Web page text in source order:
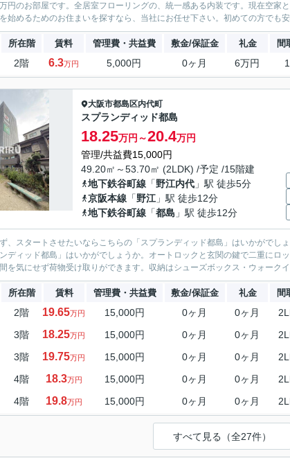
円のお部屋です。全居室フローリングの、統一感ある内装です。現在空家
始めるためのお住まいを探すなら、当社にお任せ下さい。初めての方でも
所在階 賃料 管理費・共益費 敷金/保証金 礼金 間
2階 6.3万円 5,000円 0ヶ月 6万円
大阪市都島区内代町
スプランディッド都島
18.25万円～20.4万円
管理/共益費15,000円
49.20㎡～53.70㎡ (2LDK) /予定 /15階建
地下鉄谷町線 「野江内代 」駅 徒歩5分
京阪本線 「野江 」駅 徒歩12分
地下鉄谷町線 「都島 」駅 徒歩12分
、スタートさせたいならこちらの「スプランディッド都島」はいかがでし
ディッド都島」はいかがでしょうか。オートロックと玄関の鍵で二重にロ
を気にせず荷物受け取りができます。収納はシューズボックス・ウォーク
所在階 賃料 管理費・共益費 敷金/保証金 礼金 間
2階 19.65万円 15,000円 0ヶ月 0ヶ月
3階 18.25万円 15,000円 0ヶ月 0ヶ月
3階 19.75万円 15,000円 0ヶ月 0ヶ月
4階 18.3万円 15,000円 0ヶ月 0ヶ月
4階 19.8万円 15,000円 0ヶ月 0ヶ月
すべて見る（全27件）